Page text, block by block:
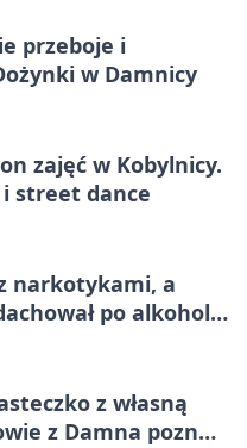
przeboje i
w Damnicy
zajęć w Kobylnicy.
i street dance
narkotykami, a
po alkoholu
z własną
z Damna poznali